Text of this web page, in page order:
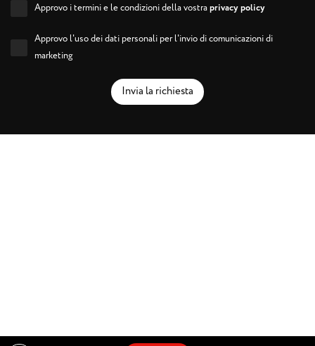
Approvo i termini e le condizioni della vostraprivacy policy
Approvo l'uso dei dati personali per l'invio di comunicazioni di
marketing
Invia la richiesta